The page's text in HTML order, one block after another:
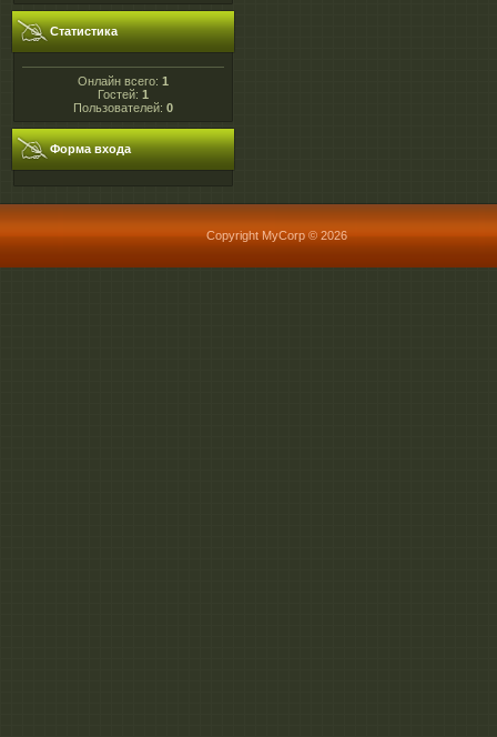
Статистика
Онлайн всего: 1
Гостей: 1
Пользователей: 0
Форма входа
Copyright MyCorp © 2026